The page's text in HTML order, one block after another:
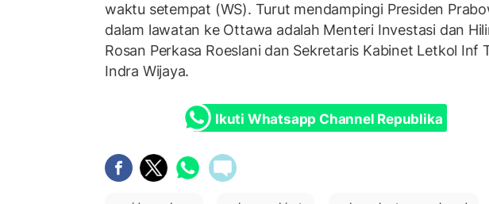
waktu setempat (WS). Turut mendampingi Presiden
dalam lawatan ke Ottawa adalah Menteri Investasi dan
Rosan Perkasa Roeslani dan Sekretaris Kabinet Letkol Inf
Indra Wijaya.
Ikuti Whatsapp Channel Republika